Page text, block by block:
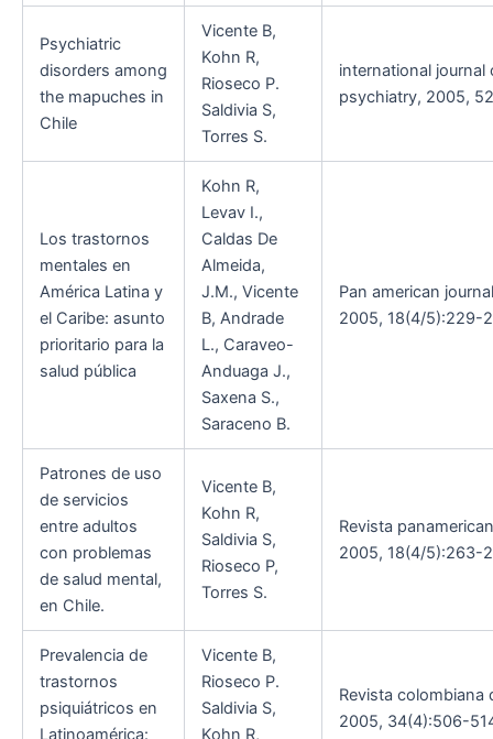
Psychiatric
disorders among
the mapuches in
Chile
Vicente B,
Kohn R,
Rioseco P.
Saldivia S,
Torres S.
international journal
psychiatry, 2005,
Los trastornos
mentales en
América Latina y
el Caribe: asunto
prioritario para la
salud pública
Kohn R,
Levav I.,
Caldas De
Almeida,
J.M., Vicente
B, Andrade
L., Caraveo-
Anduaga J.,
Saxena S.,
Saraceno B.
Pan american
2005, 18(4/5):229-
Patrones de uso
de servicios
entre adultos
con problemas
de salud mental,
en Chile.
Vicente B,
Kohn R,
Saldivia S,
Rioseco P,
Torres S.
Revista
2005, 18(4/5):263-
Prevalencia de
trastornos
psiquiátricos en
Latinoamérica:
Vicente B,
Rioseco P.
Saldivia S,
Kohn R,
Revista colombiana
2005, 34(4):506-